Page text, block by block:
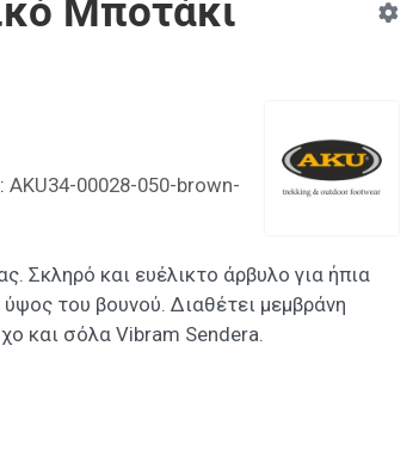
Μποτάκι
AKU34-00028-050-brown-
Σκληρό και ευέλικτο άρβυλο για ήπια
του βουνού. Διαθέτει μεμβράνη
και σόλα Vibram Sendera.